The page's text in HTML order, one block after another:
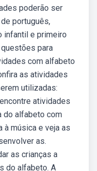
poderão ser
português,
infantil e primeiro
para
com alfabeto
as atividades
utilizadas:
atividades
do alfabeto com
à música e veja as
as.
as crianças a
do alfabeto. A